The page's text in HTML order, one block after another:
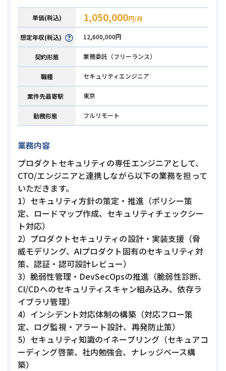
単価(税込) 1,050,000円/月
想定年収(税込) 12,600,000円
契約形態 業務委託（フリーランス）
職種 セキュリティエンジニア
案件先最寄駅 東京
勤務形態 フルリモート
業務内容
プロダクトセキュリティの専任エンジニアとして、
CTO/エンジニアと連携しながら以下の業務を担って
いただきます。
1）セキュリティ方針の策定・推進（ポリシー策
定、ロードマップ作成、セキュリティチェックシー
ト対応）
2）プロダクトセキュリティの設計・実装支援（脅
威モデリング、AIプロダクト固有のセキュリティ対
策、認証・認可設計レビュー）
3）脆弱性管理・DevSecOpsの推進（脆弱性診断、
CI/CDへのセキュリティスキャン組み込み、依存ラ
イブラリ管理）
4）インシデント対応体制の構築（対応フロー策
定、ログ監視・アラート設計、再発防止策）
5）セキュリティ知識のイネーブリング（セキュアコ
ーディング啓蒙、社内勉強会、ナレッジベース構
築）